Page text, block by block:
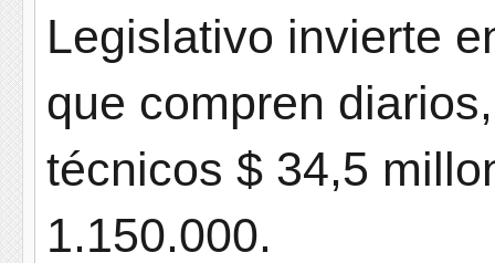
Legislativo invierte
que compren
técnicos $ 34,5
1.150.000.